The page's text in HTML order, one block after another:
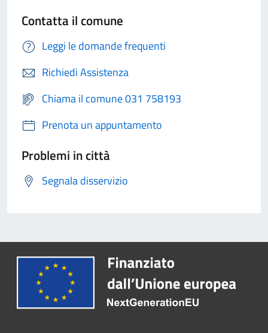
Contatta il comune
Leggi le domande frequenti
Richiedi Assistenza
Chiama il comune 031 758193
Prenota un appuntamento
Problemi in città
Segnala disservizio